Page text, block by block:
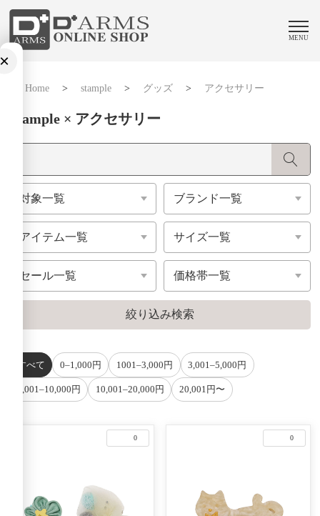
MENU
Home> stample> グッズ> アクセサリー
Stample × アクセサリー
すべて 0–1,000円 1001–3,000円 3,001–5,000円
5,001–10,000円 10,001–20,000円 20,001円〜
0 0
×